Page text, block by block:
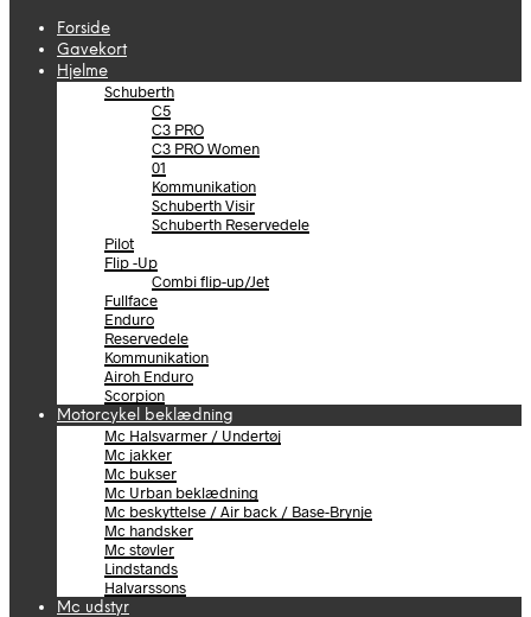
Forside
Gavekort
Hjelme
Schuberth
C5
C3 PRO
C3 PRO Women
01
Kommunikation
Schuberth Visir
Schuberth Reservedele
Pilot
Flip -Up
Combi flip-up/Jet
Fullface
Enduro
Reservedele
Kommunikation
Airoh Enduro
Scorpion
Motorcykel beklædning
Mc Halsvarmer / Undertøj
Mc jakker
Mc bukser
Mc Urban beklædning
Mc beskyttelse / Air back / Base-Brynje
Mc handsker
Mc støvler
Lindstands
Halvarssons
Mc udstyr